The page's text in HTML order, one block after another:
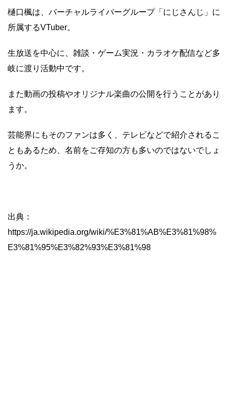
樋口楓は、バーチャルライバーグループ「にじさんじ」に
所属するVTuber。
生放送を中心に、雑談・ゲーム実況・カラオケ配信など多
岐に渡り活動中です。
また動画の投稿やオリジナル楽曲の公開を行うことがあり
ます。
芸能界にもそのファンは多く、テレビなどで紹介されるこ
ともあるため、名前をご存知の方も多いのではないでしょ
うか。
出典：
https://ja.wikipedia.org/wiki/%E3%81%AB%E3%81%98%
E3%81%95%E3%82%93%E3%81%98